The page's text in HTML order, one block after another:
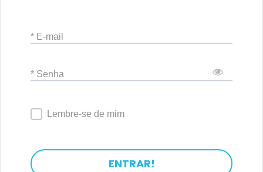
* E-mail
* Senha
Lembre-se de mim
ENTRAR!